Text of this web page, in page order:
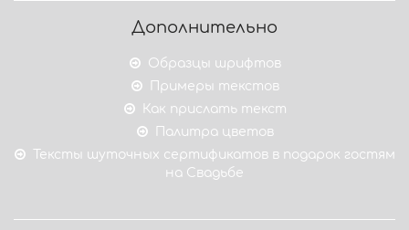
Дополнительно
Образцы шрифтов
Примеры текстов
Как прислать текст
Палитра цветов
Тексты шуточных сертификатов в подарок гостям
на Свадьбе